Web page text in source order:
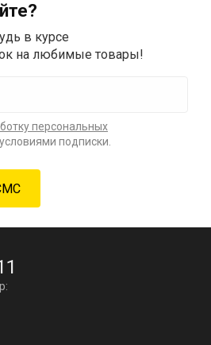
в курсе
на любимые товары!
персональных
подписки.